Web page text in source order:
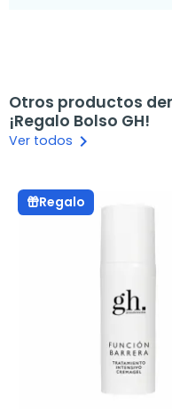
Otros productos
¡Regalo Bolso GH!
Ver todos keyboard_arrow_right
Regalo